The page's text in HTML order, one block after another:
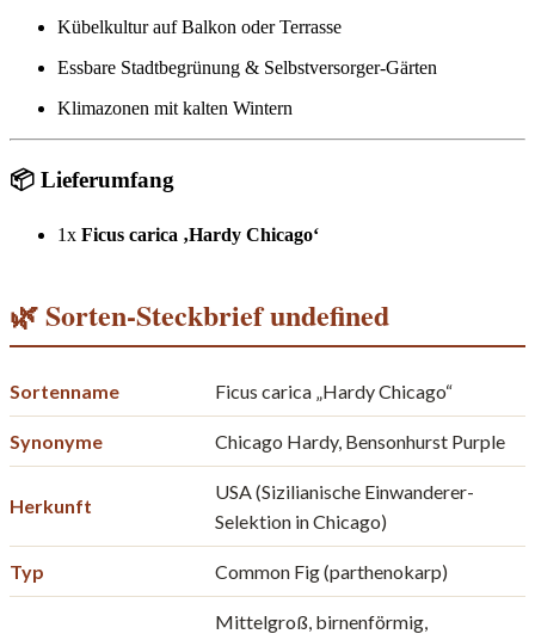
Kübelkultur auf Balkon oder Terrasse
Essbare Stadtbegrünung & Selbstversorger-Gärten
Klimazonen mit kalten Wintern
📦 Lieferumfang
1x Ficus carica ‚Hardy Chicago‘
🌿 Sorten-Steckbrief undefined
Sortenname Ficus carica „Hardy Chicago“
Synonyme Chicago Hardy, Bensonhurst Purple
Herkunft
USA (Sizilianische Einwanderer-
Selektion in Chicago)
Typ Common Fig (parthenokarp)
Mittelgroß, birnenförmig,